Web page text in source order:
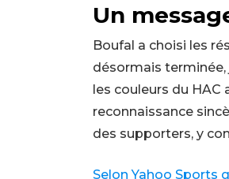
Un
Boufal a choisi les
désormais
les couleurs du HAC
reconnaissance
des supporters, y
Selon Yahoo Sports